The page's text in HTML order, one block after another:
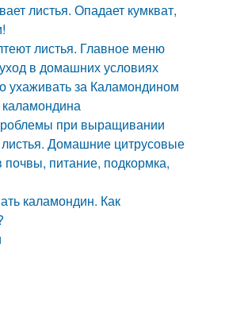
листья. Опадает кумкват,
листья. Главное меню
в домашних условиях
ухаживать за Каламондином
при выращивании
Домашние цитрусовые
почвы, питание, подкормка,
каламондин. Как